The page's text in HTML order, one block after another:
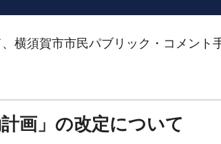
横須賀市市民パブリック・コメント
画」の改定について